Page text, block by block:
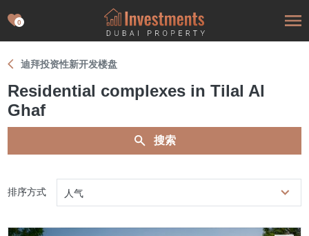
0
迪拜投资性新开发楼盘
Residential complexes in Tilal Al
Ghaf
搜索
排序方式 人气